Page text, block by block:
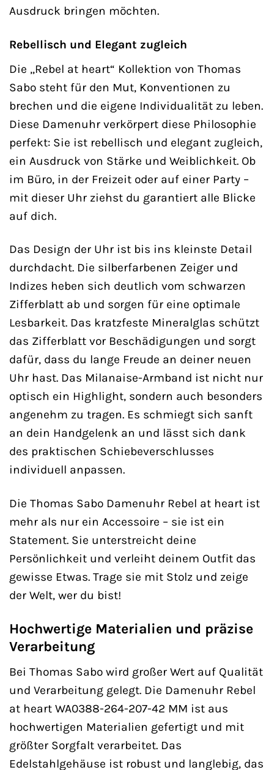
Ausdruck bringen möchten.
Rebellisch und Elegant zugleich
Die „Rebel at heart“ Kollektion von Thomas
Sabo steht für den Mut, Konventionen zu
brechen und die eigene Individualität zu leben.
Diese Damenuhr verkörpert diese Philosophie
perfekt: Sie ist rebellisch und elegant zugleich,
ein Ausdruck von Stärke und Weiblichkeit. Ob
im Büro, in der Freizeit oder auf einer Party –
mit dieser Uhr ziehst du garantiert alle Blicke
auf dich.
Das Design der Uhr ist bis ins kleinste Detail
durchdacht. Die silberfarbenen Zeiger und
Indizes heben sich deutlich vom schwarzen
Zifferblatt ab und sorgen für eine optimale
Lesbarkeit. Das kratzfeste Mineralglas schützt
das Zifferblatt vor Beschädigungen und sorgt
dafür, dass du lange Freude an deiner neuen
Uhr hast. Das Milanaise-Armband ist nicht nur
optisch ein Highlight, sondern auch besonders
angenehm zu tragen. Es schmiegt sich sanft
an dein Handgelenk an und lässt sich dank
des praktischen Schiebeverschlusses
individuell anpassen.
Die Thomas Sabo Damenuhr Rebel at heart ist
mehr als nur ein Accessoire – sie ist ein
Statement. Sie unterstreicht deine
Persönlichkeit und verleiht deinem Outfit das
gewisse Etwas. Trage sie mit Stolz und zeige
der Welt, wer du bist!
Hochwertige Materialien und präzise
Verarbeitung
Bei Thomas Sabo wird großer Wert auf Qualität
und Verarbeitung gelegt. Die Damenuhr Rebel
at heart WA0388-264-207-42 MM ist aus
hochwertigen Materialien gefertigt und mit
größter Sorgfalt verarbeitet. Das
Edelstahlgehäuse ist robust und langlebig, das